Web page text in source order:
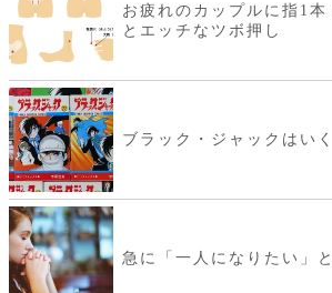
お疲れのカップルに指1
とエッチなツボ押し
ブラック・ジャックはい
急に「一人になりたい」